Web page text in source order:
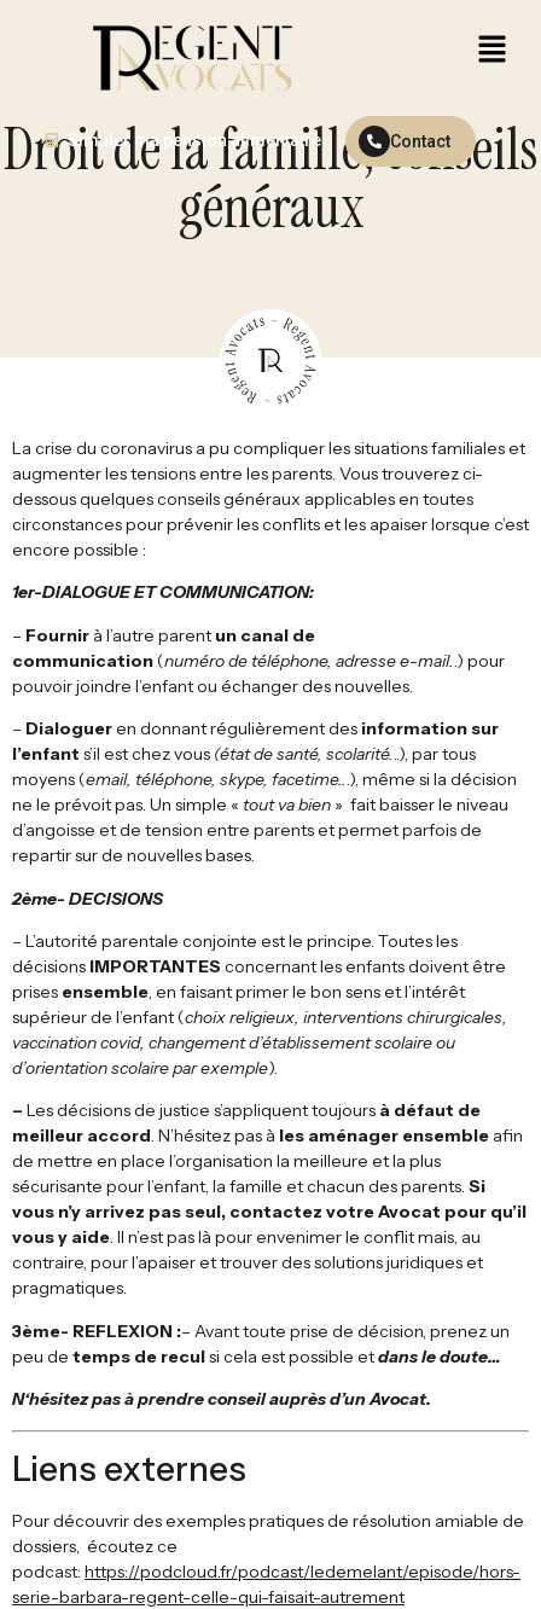
Simuler ma pension alimentaire Contact
Droit de la famille, conseils
généraux
La crise du coronavirus a pu compliquer les situations familiales et
augmenter les tensions entre les parents. Vous trouverez ci-
dessous quelques conseils généraux applicables en toutes
circonstances pour prévenir les conflits et les apaiser lorsque c’est
encore possible :
1er-DIALOGUE ET COMMUNICATION:
– Fournir à l’autre parent un canal de
communication(numéro de téléphone, adresse e-mail..) pour
pouvoir joindre l’enfant ou échanger des nouvelles.
– Dialogueren donnant régulièrement des information sur
l’enfant s’il est chez vous (état de santé, scolarité...), par tous
moyens (email, téléphone, skype, facetime...), même si la décision
ne le prévoit pas. Un simple « tout va bien » fait baisser le niveau
d’angoisse et de tension entre parents et permet parfois de
repartir sur de nouvelles bases.
2ème- DECISIONS
– L’autorité parentale conjointe est le principe. Toutes les
décisions IMPORTANTES concernant les enfants doivent être
prises ensemble, en faisant primer le bon sens et l’intérêt
supérieur de l’enfant (choix religieux, interventions chirurgicales,
vaccination covid, changement d’établissement scolaire ou
d’orientation scolaire par exemple).
– Les décisions de justice s’appliquent toujours à défaut de
meilleur accord. N’hésitez pas à les aménager ensemble afin
de mettre en place l’organisation la meilleure et la plus
sécurisante pour l’enfant, la famille et chacun des parents. Si
vous n’y arrivez pas seul, contactez votre Avocat pour qu’il
vous y aide. Il n’est pas là pour envenimer le conflit mais, au
contraire, pour l’apaiser et trouver des solutions juridiques et
pragmatiques.
3ème- REFLEXION :– Avant toute prise de décision, prenez un
peu de temps de reculsi cela est possible etdans le doute…
N‘hésitez pas à prendre conseil auprès d’un Avocat.
Liens externes
Pour découvrir des exemples pratiques de résolution amiable de
dossiers, écoutez ce
podcast: https://podcloud.fr/podcast/ledemelant/episode/hors-
serie-barbara-regent-celle-qui-faisait-autrement